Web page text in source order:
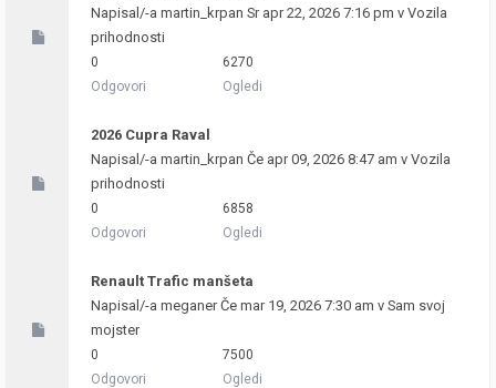
Napisal/-a martin_krpan Sr apr 22, 2026 7:16 pm v Vozila
prihodnosti
0
Odgovori
6270
Ogledi
2026 Cupra Raval
Napisal/-a martin_krpan Če apr 09, 2026 8:47 am v Vozila
prihodnosti
0
Odgovori
6858
Ogledi
Renault Trafic manšeta
Napisal/-a meganerČe mar 19, 2026 7:30 am v Sam svoj
mojster
0
Odgovori
7500
Ogledi